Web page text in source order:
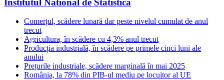
Comerțul, scădere lunară dar peste nivelul cumulat de anul
trecut
Agricultura, în scădere cu 4,3% anul trecut
Producția industrială, în scădere pe primele cinci luni ale
anului
Prețurile industriale, scădere marginală în mai 2025
România, la 78% din PIB-ul mediu pe locuitor al UE